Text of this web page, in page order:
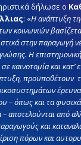
δήλωσε ο
: «Η ανάπτυξη
κοινωνιών
στην παραγωγή
Η
καινοτομία και κατ’
προϋποθέτουν
– όπως και τα φυσικά
αποτελούνται από
και
πόρων και